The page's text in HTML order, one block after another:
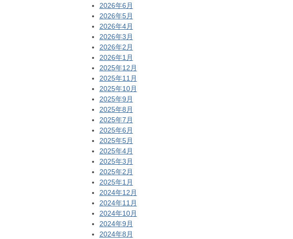
2026年6月
2026年5月
2026年4月
2026年3月
2026年2月
2026年1月
2025年12月
2025年11月
2025年10月
2025年9月
2025年8月
2025年7月
2025年6月
2025年5月
2025年4月
2025年3月
2025年2月
2025年1月
2024年12月
2024年11月
2024年10月
2024年9月
2024年8月